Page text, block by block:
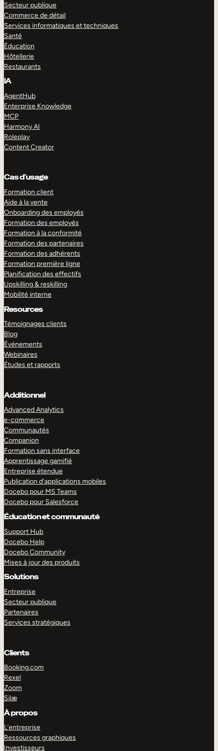
Secteur publique
Commerce de détail
Services informatiques et techniques
Santé
Éducation
Hôtellerie
Restaurants
IA
AgentHub
Enterprise Knowledge
MCP
Harmony AI
Roleplay
Content Creator
Cas d’usage
Formation client
Aide à la vente
Onboarding des employés
Formation des employés
Formation à la conformité
Formation des partenaires
Formation des adhérents
Formation première ligne
Planification des effectifs
Upskilling & reskilling
Mobilité interne
Resources
Témoignages clients
Blog
Événements
Webinaires
Études et rapports
Additionnel
Advanced Analytics
e-commerce
Communautés
Companion
Formation sans interface
Apprentissage gamifié
Entreprise étendue
Publication d’applications mobiles
Docebo pour MS Teams
Docebo pour Salesforce
Éducation et communauté
Support Hub
Docebo Help
Docebo Community
Mises à jour des produits
Solutions
Entreprise
Secteur publique
Partenaires
Services stratégiques
Clients
Booking.com
Rexel
Zoom
Silæ
À propos
L’entreprise
Ressources graphiques
Investisseurs